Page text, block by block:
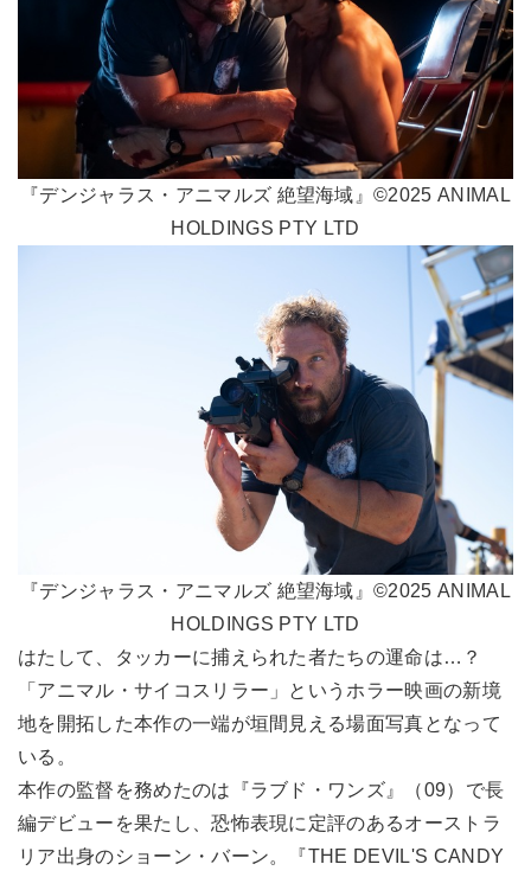
『デンジャラス・アニマルズ 絶望海域』©2025 ANIMAL
HOLDINGS PTY LTD
『デンジャラス・アニマルズ 絶望海域』©2025 ANIMAL
HOLDINGS PTY LTD
はたして、タッカーに捕えられた者たちの運命は…？
「アニマル・サイコスリラー」というホラー映画の新境
地を開拓した本作の一端が垣間見える場面写真となって
いる。
本作の監督を務めたのは『ラブド・ワンズ』（09）で長
編デビューを果たし、恐怖表現に定評のあるオーストラ
リア出身のショーン・バーン。『THE DEVIL'S CANDY